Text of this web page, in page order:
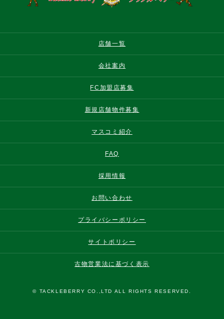
店舗一覧
会社案内
FC加盟店募集
新規店舗物件募集
マスコミ紹介
FAQ
採用情報
お問い合わせ
プライバシーポリシー
サイトポリシー
古物営業法に基づく表示
© TACKLEBERRY CO.,LTD ALL RIGHTS RESERVED.